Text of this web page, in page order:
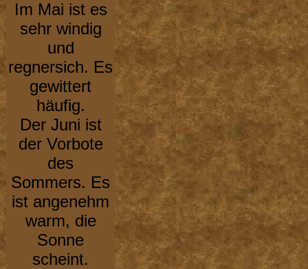
Im Mai ist es
sehr windig
und
regnersich. Es
gewittert
häufig.
Der Juni ist
der Vorbote
des
Sommers. Es
ist angenehm
warm, die
Sonne
scheint.